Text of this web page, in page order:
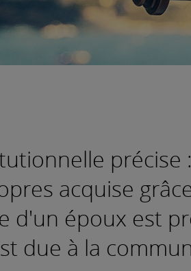
précise
acquise
d'un époux est
due à la